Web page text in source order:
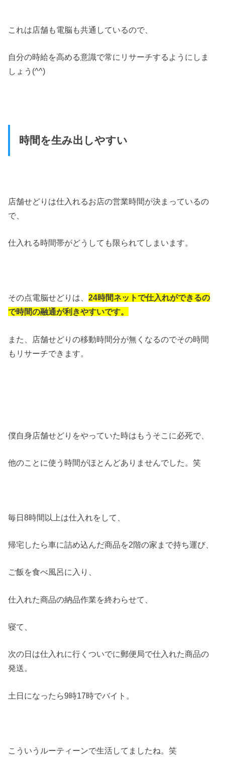
これは店舗も電脳も共通しているので、
自分の時給を高める意識で常にリサーチするようにしま
しょう(^^)
時間を生み出しやすい
店舗せどりは仕入れるお店の営業時間が決まっているの
で、
仕入れる時間帯がどうしても限られてしまいます。
その点電脳せどりは、24時間ネットで仕入れができるの
で時間の融通が利きやすいです。
また、店舗せどりの移動時間分が無くなるのでその時間
もリサーチできます。
僕自身店舗せどりをやっていた時はもうそこに必死で、
他のことに使う時間がほとんどありませんでした。笑
毎日8時間以上は仕入れをして、
帰宅したら車に詰め込んだ商品を2階の家まで持ち運び、
ご飯を食べ風呂に入り、
仕入れた商品の納品作業を終わらせて、
寝て、
次の日は仕入れに行くついでに郵便局で仕入れた商品の
発送。
土日になったら9時17時でバイト。
こういうルーティーンで生活してましたね。笑